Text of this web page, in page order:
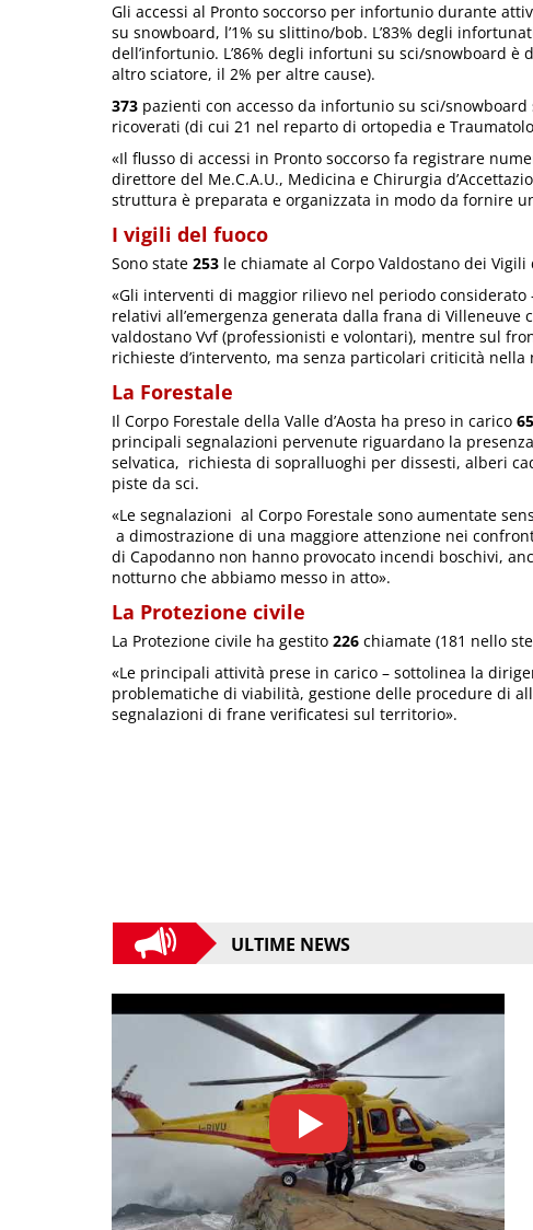
Gli accessi al Pronto soccorso per infortunio durante
su snowboard, l’1% su slittino/bob. L’83% degli
dell’infortunio. L’86% degli infortuni su sci/snowboard
altro sciatore, il 2% per altre cause).
373 pazienti con accesso da infortunio su sci/
ricoverati (di cui 21 nel reparto di ortopedia e
«Il flusso di accessi in Pronto soccorso fa registrare
direttore del Me.C.A.U., Medicina e Chirurgia
struttura è preparata e organizzata in modo da fornire
I vigili del fuoco
Sono state 253 le chiamate al Corpo Valdostano dei
«Gli interventi di maggior rilievo nel periodo considerato
relativi all’emergenza generata dalla frana di
valdostano Vvf (professionisti e volontari), mentre sul
richieste d’intervento, ma senza particolari criticità nella
La Forestale
Il Corpo Forestale della Valle d’Aosta ha preso in carico
principali segnalazioni pervenute riguardano la
selvatica, richiesta di sopralluoghi per dissesti, alberi
piste da sci.
«Le segnalazioni al Corpo Forestale sono aumentate
a dimostrazione di una maggiore attenzione nei
di Capodanno non hanno provocato incendi boschivi,
notturno che abbiamo messo in atto».
La Protezione civile
La Protezione civile ha gestito 226 chiamate (181 nello
«Le principali attività prese in carico – sottolinea la
problematiche di viabilità, gestione delle procedure di
segnalazioni di frane verificatesi sul territorio».
ULTIME NEWS